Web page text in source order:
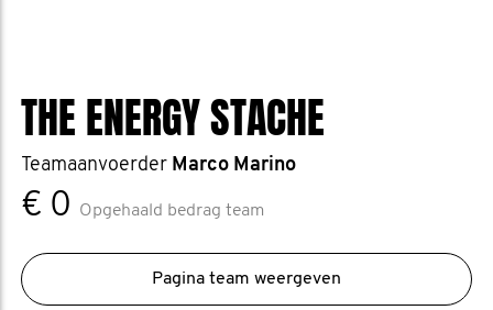
THE ENERGY STACHE
Teamaanvoerder Marco Marino
€ 0 Opgehaald bedrag team
Pagina team weergeven